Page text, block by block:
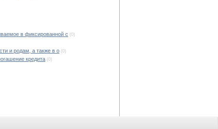
в фиксированной с (0)
и родам, а также в о (0)
кредита (0)